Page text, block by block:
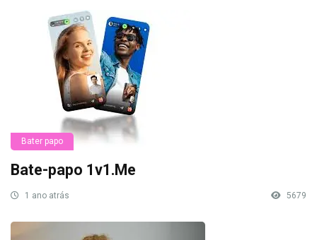
Bater papo
Bate-papo 1v1.Me
1 ano atrás 5679